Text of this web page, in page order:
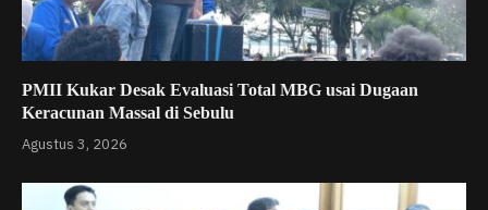
PMII Kukar Desak Evaluasi Total MBG usai Dugaan
Keracunan Massal di Sebulu
Agustus 3, 2026